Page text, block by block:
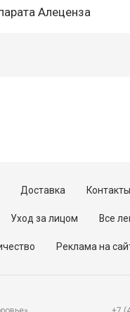
Алеценза
Доставка Контакты
Уход за лицом Все
Реклама на